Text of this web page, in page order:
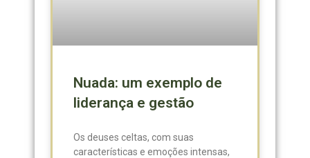
Nuada: um exemplo de
liderança e gestão
Os deuses celtas, com suas
características e emoções intensas,